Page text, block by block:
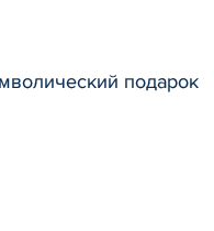
подарок